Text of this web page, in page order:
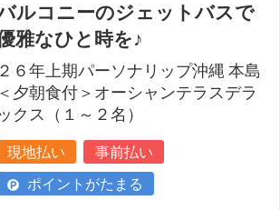
ルコニーのジェットバスで
雅なひと時を♪
２６年上期パーソナリップ沖縄 本島
＜夕朝食付＞オーシャンテラスデラ
ックス（１～２名）
現地払い
事前払い
ポイントがたまる